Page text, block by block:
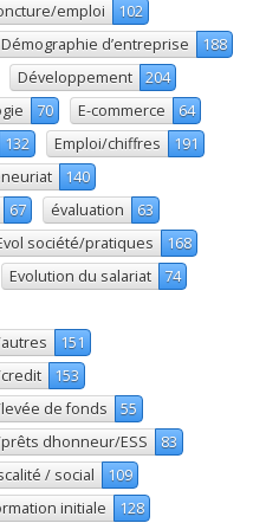
emploi
102
Démographie d’entreprise
188
Développement
204
70 E-commerce
64
132 Emploi/chiffres
191
140
67 évaluation
63
société/pratiques
168
Evolution du salariat
74
151
153
de fonds
55
dhonneur/ESS
83
/ social
109
initiale
128